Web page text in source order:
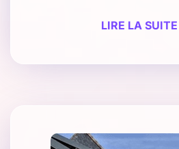
LIRE LA SUITE